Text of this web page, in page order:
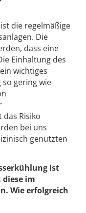
die regelmäßige
Die
dass eine
Einhaltung des
wichtiges
gering wie
Risiko
bei uns
genutzten
ist
im
Wie erfolgreich